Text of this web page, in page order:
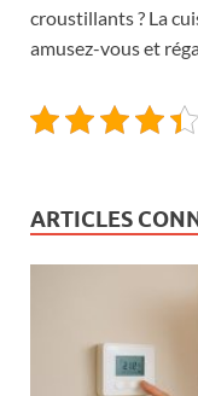
croustillants ? La
amusez-vous et
ARTICLES